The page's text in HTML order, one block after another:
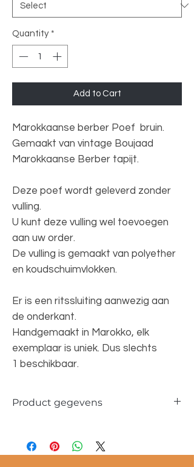
Quantity *
Add to Cart
Marokkaanse berber Poef bruin.
Gemaakt van vintage Boujaad
Marokkaanse Berber tapijt.
Deze poef wordt geleverd zonder
vulling.
U kunt deze vulling wel toevoegen
aan uw order.
De vulling is gemaakt van polyether
en koudschuimvlokken.
Er is een ritssluiting aanwezig aan
de onderkant.
Handgemaakt in Marokko, elk
exemplaar is uniek. Dus slechts
1 beschikbaar.
Product gegevens
Maat poef: 60x60x25 cm